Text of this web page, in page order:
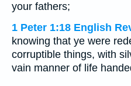
your fathers;
1 Peter 1:18 English
knowing that ye were
corruptible things, with
vain manner of life